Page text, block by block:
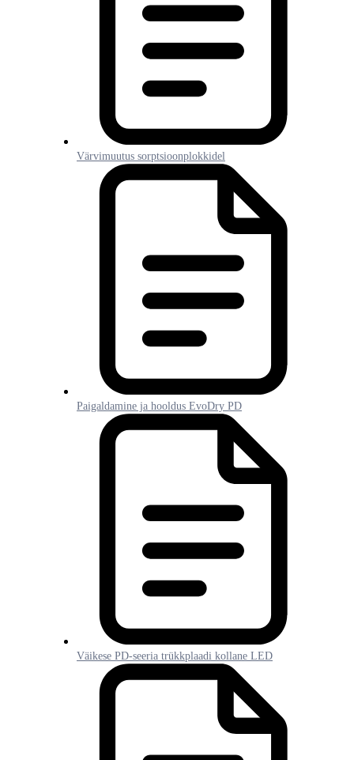
Värvimuutus sorptsioonplokkidel
Paigaldamine ja hooldus EvoDry PD
Väikese PD-seeria trükkplaadi kollane LED